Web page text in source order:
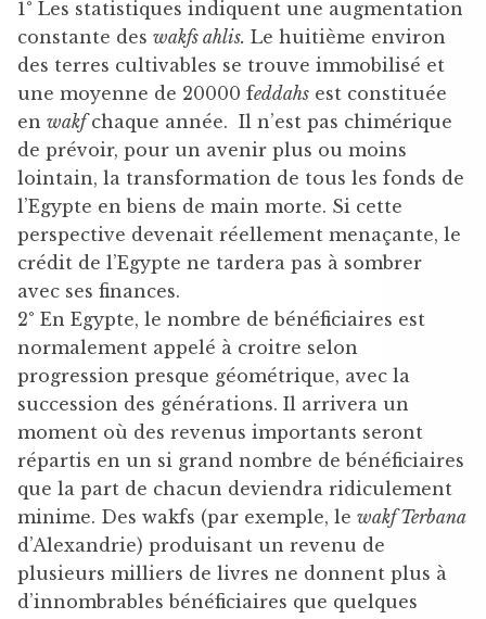
1° Les statistiques indiquent une augmentation
constante des wakfs ahlis. Le huitième environ
des terres cultivables se trouve immobilisé et
une moyenne de 20000 feddahs est constituée
en wakfchaque année. Il n’est pas chimérique
de prévoir, pour un avenir plus ou moins
lointain, la transformation de tous les fonds de
l’Egypte en biens de main morte. Si cette
perspective devenait réellement menaçante, le
crédit de l’Egypte ne tardera pas à sombrer
avec ses finances.
2° En Egypte, le nombre de bénéficiaires est
normalement appelé à croitre selon
progression presque géométrique, avec la
succession des générations. Il arrivera un
moment où des revenus importants seront
répartis en un si grand nombre de bénéficiaires
que la part de chacun deviendra ridiculement
minime. Des wakfs (par exemple, le wakf Terbana
d’Alexandrie) produisant un revenu de
plusieurs milliers de livres ne donnent plus à
d’innombrables bénéficiaires que quelques